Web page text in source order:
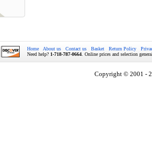
Home About us Contact us Basket Return Policy
Need help? 1-718-787-0664 . Online prices and selection
Copyright © 2001 -